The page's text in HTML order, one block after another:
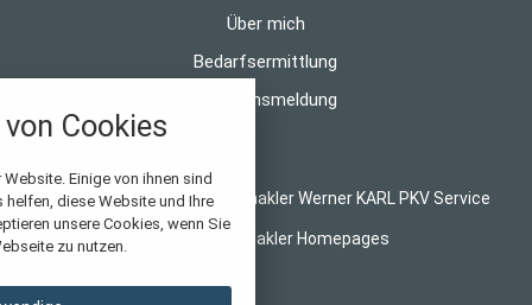
Über mich
Bedarfsermittlung
Schadensmeldung
© 2026 WK-Versicherungsmakler Werner KARL PKV Service
Makler Homepages
Cookies
Einige von ihnen sind
diese Website und Ihre
unsere Cookies, wenn Sie
zu nutzen.
alle verwendeten Cookies und
folgende Kategorien zu